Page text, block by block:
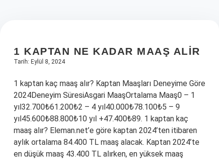
1 KAPTAN NE KADAR MAAŞ ALIR
Tarih: Eylül 8, 2024
1 kaptan kaç maaş alır? Kaptan Maaşları Deneyime Göre
2024Deneyim SüresiAsgari MaaşOrtalama Maaş0 – 1
yıl32.700₺61.200₺2 – 4 yıl40.000₺78.100₺5 – 9
yıl45.600₺88.800₺10 yıl +47.400₺89. 1 kaptan kaç
maaş alır? Eleman.net’e göre kaptan 2024’ten itibaren
aylık ortalama 84.400 TL maaş alacak. Kaptan 2024’te
en düşük maaş 43.400 TL alırken, en yüksek maaş